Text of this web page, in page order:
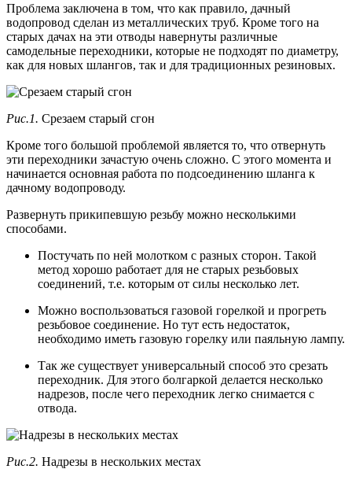
Проблема заключена в том, что как правило, дачный
водопровод сделан из металлических труб. Кроме того на
старых дачах на эти отводы навернуты различные
самодельные переходники, которые не подходят по диаметру,
как для новых шлангов, так и для традиционных резиновых.
Рис.1. Срезаем старый сгон
Кроме того большой проблемой является то, что отвернуть
эти переходники зачастую очень сложно. С этого момента и
начинается основная работа по подсоединению шланга к
дачному водопроводу.
Развернуть прикипевшую резьбу можно несколькими
способами.
Постучать по ней молотком с разных сторон. Такой
метод хорошо работает для не старых резьбовых
соединений, т.е. которым от силы несколько лет.
Можно воспользоваться газовой горелкой и прогреть
резьбовое соединение. Но тут есть недостаток,
необходимо иметь газовую горелку или паяльную лампу.
Так же существует универсальный способ это срезать
переходник. Для этого болгаркой делается несколько
надрезов, после чего переходник легко снимается с
отвода.
Рис.2. Надрезы в нескольких местах